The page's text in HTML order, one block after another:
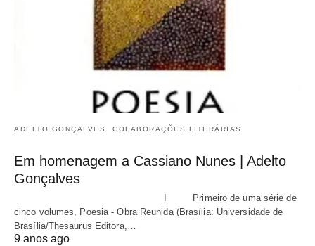
ADELTO GONÇALVES COLABORAÇÕES LITERÁRIAS
Em homenagem a Cassiano Nunes | Adelto
Gonçalves
I Primeiro de uma série de
cinco volumes, Poesia - Obra Reunida (Brasília: Universidade de
Brasília/Thesaurus Editora,…
9 anos ago